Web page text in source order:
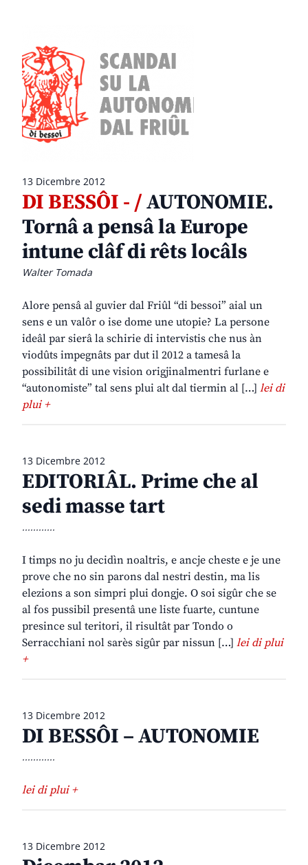
13 Dicembre 2012
DI BESSÔI - /AUTONOMIE.
Tornâ a pensâ la Europe
intune clâf di rêts locâls
Walter Tomada
Alore pensâ al guvier dal Friûl “di bessoi” aial un
sens e un valôr o ise dome une utopie? La persone
ideâl par sierâ la schirie di intervistis che nus àn
viodûts impegnâts par dut il 2012 a tamesâ la
possibilitât di une vision origjinalmentri furlane e
“autonomiste” tal sens plui alt dal tiermin al […] lei di
plui +
13 Dicembre 2012
EDITORIÂL. Prime che al
sedi masse tart
............
I timps no ju decidìn noaltris, e ancje cheste e je une
prove che no sin parons dal nestri destin, ma lis
elezions a son simpri plui dongje. O soi sigûr che se
al fos pussibil presentâ une liste fuarte, cuntune
presince sul teritori, il risultât par Tondo o
Serracchiani nol sarès sigûr par nissun […] lei di plui
+
13 Dicembre 2012
DI BESSÔI – AUTONOMIE
............
lei di plui +
13 Dicembre 2012